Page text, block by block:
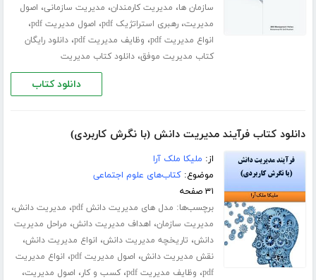
سازمان ها، مدیریت کارمندان، مدیریت سازمانی، اصول
مدیریت،رهبری استراتژیک pdf ، اصول مدیریت pdf ،
انواع مدیریت pdf ، وظایف مدیریت pdf ،دانلود رایگان
کتاب مدیریت موفق،دانلود کتاب مدیریت
دانلود کتاب
دانلود کتاب فرآیند مدیریت دانش (با نگرش کاربردی)
از: ملیکا ملک آرا
موضوع:کتاب‌های علوم اجتماعی
۳۱ صفحه
برچسب‌ها: مدل های مدیریت دانش pdf ، مدیریت دانش،
مدیریت سازمان، اهداف مدیریت دانش، مراحل مدیریت
دانش، تاریخچه مدیریت دانش، انواع مدیریت دانش،
نقش مدیریت دانش، اصول مدیریت pdf ، انواع مدیریت
pdf، وظایف مدیریت pdf ،کسب و کار، اصول مدیریت،